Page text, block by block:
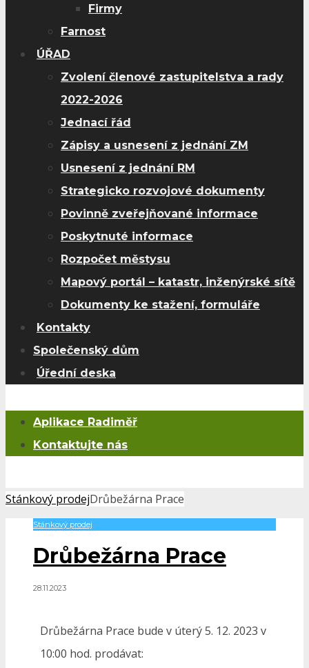
Firmy
Farnost
ÚŘAD
Zvolení členové zastupitelstva a rady
2022-2026
Jednací řád
Zápisy a usnesení z jednání ZM
Usnesení z jednání RM
Strategicko rozvojové dokumenty
Povinně zveřejňované informace
Poskytnuté informace
Rozpočet městysu
Mapový portál – katastr, inženýrské sítě
Dokumenty ke stažení, formuláře
Kontakty
Společenský dům
Úřední deska
Aplikace Radiměř
Kontaktujte nás
Stánkový prodejDrůbežárna Prace
Stánkový prodej
Drůbežárna Prace
28.11.2023
Drůbežárna Prace bude v úterý 5. 12. 2023 v
10:00 hod. prodávat: